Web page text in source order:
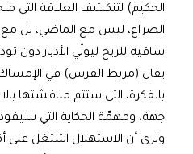
الحكيم) لتنكشف العلاقة التي
الصراع، ليس مع الماضي، بل مع
ساقيه للريح ليولّي الأدبار دون
يقال (مربط الفرس) في الإمساك
بالفكرة، التي ستتم مناقشتها
جهة، ومهمّة الحكاية التي
ونرى أن الاستهلال اشتغل على